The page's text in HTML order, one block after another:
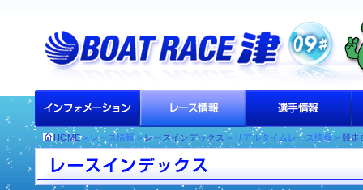
HOME> レース情報 >レースインデックス > リアルタイムレース情報 > 競走